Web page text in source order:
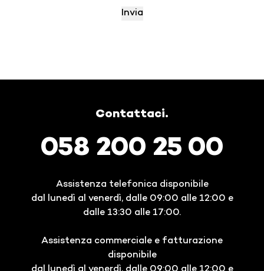
Contattaci.
058 200 25 00
Assistenza telefonica disponibile
dal lunedì al venerdì, dalle 09:00 alle 12:00 e
dalle 13:30 alle 17:00.
Assistenza commerciale e fatturazione
disponibile